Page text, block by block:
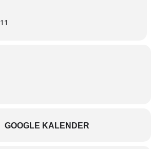
GOOGLE KALENDER